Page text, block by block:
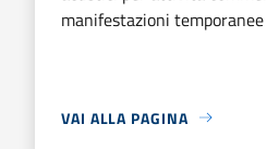
manifestazioni temporanee
VAI ALLA PAGINA